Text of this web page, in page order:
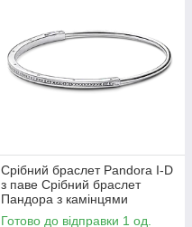
Срібний браслет Pandora I-D
з паве Срібний браслет
Пандора з камінцями
592313C01 16
Готово до відправки 1 од.